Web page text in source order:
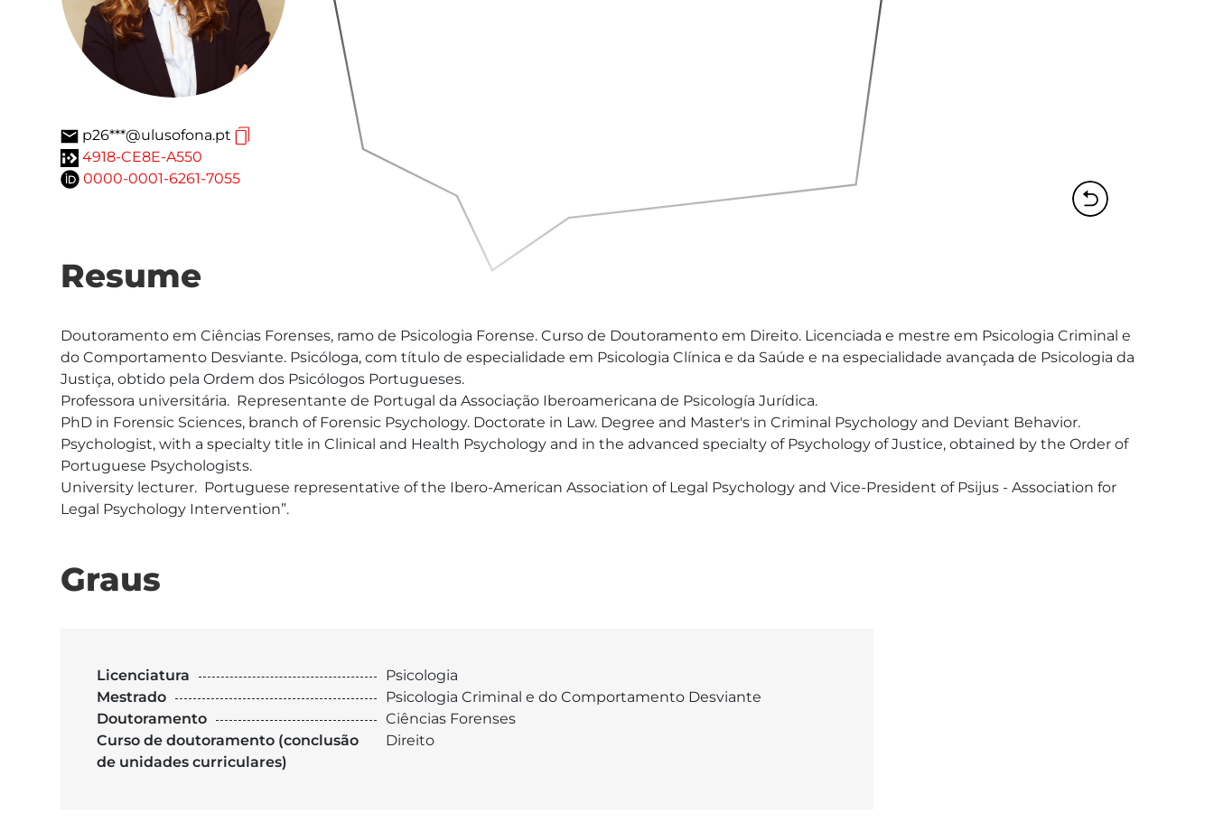
p26***@ulusofona.pt
4918-CE8E-A550
0000-0001-6261-7055
Resume
Doutoramento em Ciências Forenses, ramo de Psicologia Forense. Curso de Doutoramento em Direito. Licenciada e mestre em Psicologia Criminal e
do Comportamento Desviante. Psicóloga, com título de especialidade em Psicologia Clínica e da Saúde e na especialidade avançada de Psicologia da
Justiça, obtido pela Ordem dos Psicólogos Portugueses.
Professora universitária.  Representante de Portugal da Associação Iberoamericana de Psicología Jurídica.
PhD in Forensic Sciences, branch of Forensic Psychology. Doctorate in Law. Degree and Master's in Criminal Psychology and Deviant Behavior.
Psychologist, with a specialty title in Clinical and Health Psychology and in the advanced specialty of Psychology of Justice, obtained by the Order of
Portuguese Psychologists.
University lecturer.  Portuguese representative of the Ibero-American Association of Legal Psychology and Vice-President of Psijus - Association for
Legal Psychology Intervention”.
Graus
Licenciatura
Psicologia
Mestrado
Psicologia Criminal e do Comportamento Desviante
Doutoramento
Ciências Forenses
Curso de doutoramento (conclusão
de unidades curriculares)
Direito